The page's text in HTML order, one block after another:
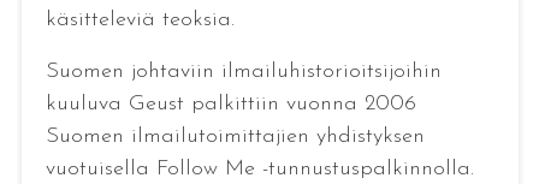
käsitteleviä teoksia.
Suomen johtaviin ilmailuhistorioitsijoihin
kuuluva Geust palkittiin vuonna 2006
Suomen ilmailutoimittajien yhdistyksen
vuotuisella Follow Me -tunnustuspalkinnolla.